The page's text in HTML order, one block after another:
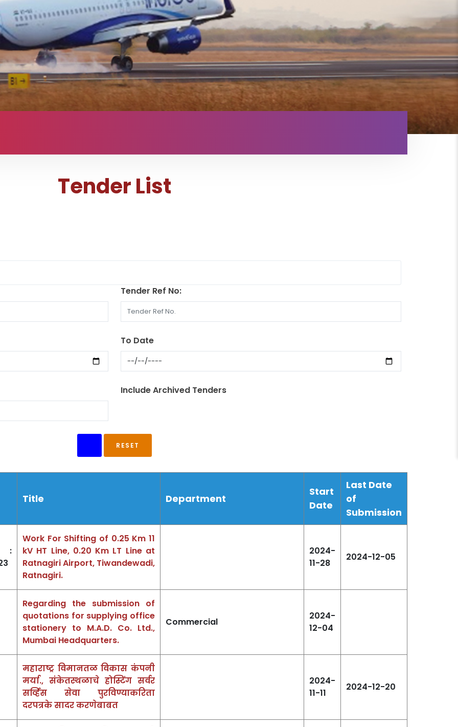
Tender List
Tender Ref No:
To Date
Include Archived Tenders
RESET
Title Department
Start
Date
Last Date
of
Submission
:
Work For Shifting of 0.25 Km 11
kV HT Line, 0.20 Km LT Line at
Ratnagiri Airport, Tiwandewadi,
Ratnagiri.
2024-
11-28
2024-12-05
Regarding the submission of
quotations for supplying office
stationery to M.A.D. Co. Ltd.,
Mumbai Headquarters.
Commercial
2024-
12-04
महाराष्ट्र विमानतळ विकास कंपनी
मर्या., संकेतस्थळाचे होस्टिंग सर्वर
सर्व्हिस सेवा पुरविण्याकरिता
दरपत्रके सादर करणेबाबत
2024-
11-11
2024-12-20